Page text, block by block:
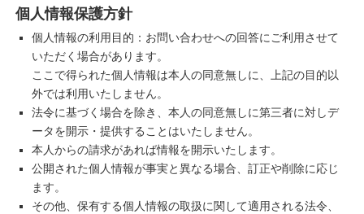
個人情報保護方針
個人情報の利用目的：お問い合わせへの回答にご利用させて
いただく場合があります。
ここで得られた個人情報は本人の同意無しに、上記の目的以
外では利用いたしません。
法令に基づく場合を除き、本人の同意無しに第三者に対しデ
ータを開示・提供することはいたしません。
本人からの請求があれば情報を開示いたします。
公開された個人情報が事実と異なる場合、訂正や削除に応じ
ます。
その他、保有する個人情報の取扱に関して適用される法令、